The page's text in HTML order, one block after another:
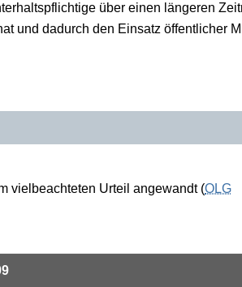
über einen längeren
und dadurch den Einsatz öffentlicher
vielbeachteten Urteil angewandt (OLG